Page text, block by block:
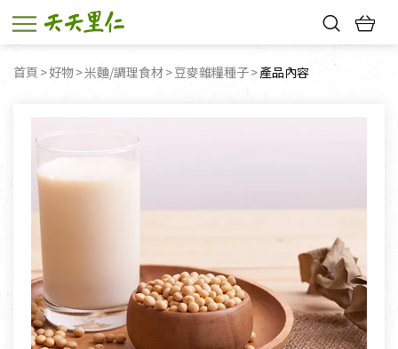
首頁 好物 米麵/調理食材 豆麥雜糧種子 目前頁面：
產品內容